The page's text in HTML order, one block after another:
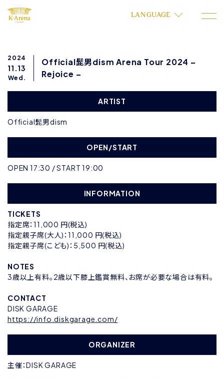
LANGUAGE
2024
11.13
Wed.
Official髭男dism Arena Tour 2024 –
Rejoice –
ARTIST
Official髭男dism
OPEN/START
OPEN 17:30 / START 19:00
INFORMATION
TICKETS
指定席：11,000 円(税込)
指定親子席(大人)：11,000 円(税込)
指定親子席(こども)：5,500 円(税込)
NOTES
3歳以上有料。2歳以下膝上鑑賞無料、お席が必要な場合は有料。
CONTACT
DISK GARAGE
https://info.diskgarage.com/
ORGANIZER
主催：DISK GARAGE